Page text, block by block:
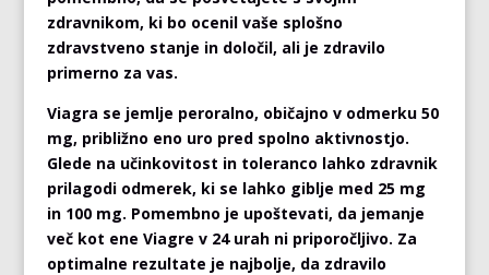
zdravnikom, ki bo ocenil vaše splošno
zdravstveno stanje in določil, ali je zdravilo
primerno za vas.
Viagra se jemlje peroralno, običajno v odmerku 50
mg, približno eno uro pred spolno aktivnostjo.
Glede na učinkovitost in toleranco lahko zdravnik
prilagodi odmerek, ki se lahko giblje med 25 mg
in 100 mg. Pomembno je upoštevati, da jemanje
več kot ene Viagre v 24 urah ni priporočljivo. Za
optimalne rezultate je najbolje, da zdravilo